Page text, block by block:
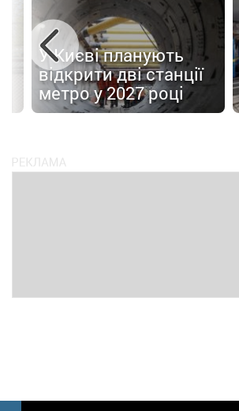
У Києві планують
відкрити дві станції
метро у 2027 році